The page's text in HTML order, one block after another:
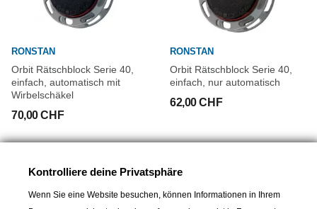
RONSTAN
Orbit Rätschblock Serie 40,
einfach, automatisch mit
Wirbelschäkel
70,00 CHF
RONSTAN
Orbit Rätschblock Serie 40,
einfach, nur automatisch
62,00 CHF
Kontrolliere deine Privatsphäre
Wenn Sie eine Website besuchen, können Informationen in Ihrem